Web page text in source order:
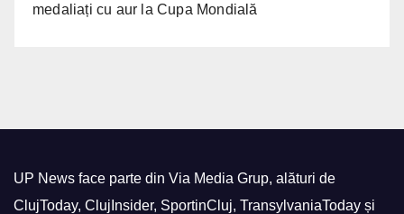
medaliați cu aur la Cupa Mondială
UP News face parte din Via Media Grup, alături de
ClujToday, ClujInsider, SportinCluj, TransylvaniaToday și